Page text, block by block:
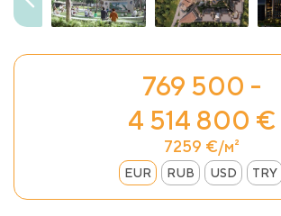
769 500 -
4 514 800 €
7259 €/м²
EUR RUB USD TRY